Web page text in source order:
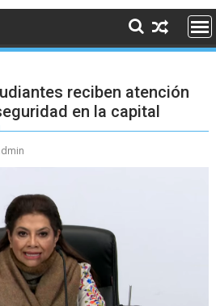
reciben atención
en la capital